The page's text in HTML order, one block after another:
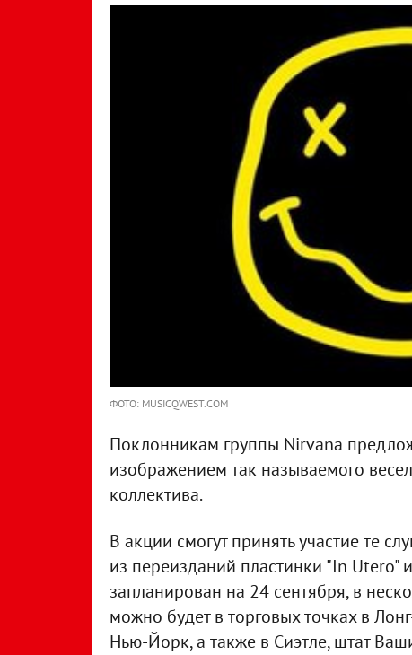
ФОТО: MUSICQWEST.COM
Поклонникам группы Nirvana
изображением так называемого
коллектива.
В акции смогут принять участие те
из переизданий пластинки "In Utero"
запланирован на 24 сентября, в
можно будет в торговых точках в
Нью-Йорк, а также в Сиэтле, штат